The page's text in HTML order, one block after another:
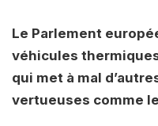
Le Parlement
véhicules
qui met à mal
vertueuses comme